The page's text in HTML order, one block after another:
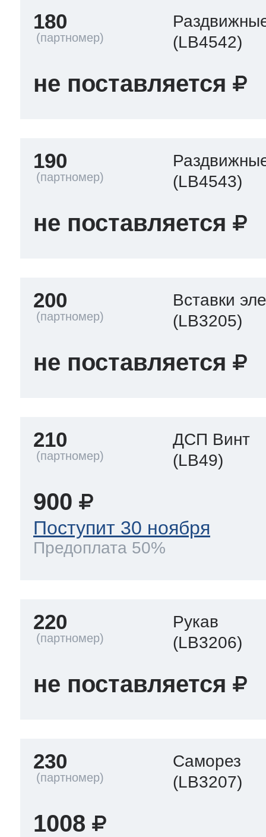
180
(LB4542)
не поставляется
190
(LB4543)
не поставляется
200
Вставки
(LB3205)
не поставляется
210
ДСП Винт
(LB49)
900
Поступит 30 ноября
Предоплата 50%
220
Рукав
(LB3206)
не поставляется
230
Саморез
(LB3207)
1008